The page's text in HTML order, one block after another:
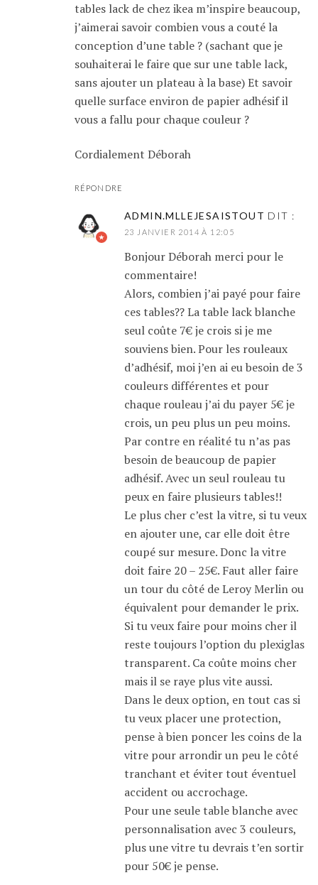
tables lack de chez ikea m’inspire beaucoup,
j’aimerai savoir combien vous a couté la
conception d’une table ? (sachant que je
souhaiterai le faire que sur une table lack,
sans ajouter un plateau à la base) Et savoir
quelle surface environ de papier adhésif il
vous a fallu pour chaque couleur ?
Cordialement Déborah
RÉPONDRE
ADMIN.MLLEJESAISTOUT DIT :
23 JANVIER 2014 À 12:05
Bonjour Déborah merci pour le
commentaire!
Alors, combien j’ai payé pour faire
ces tables?? La table lack blanche
seul coûte 7€ je crois si je me
souviens bien. Pour les rouleaux
d’adhésif, moi j’en ai eu besoin de 3
couleurs différentes et pour
chaque rouleau j’ai du payer 5€ je
crois, un peu plus un peu moins.
Par contre en réalité tu n’as pas
besoin de beaucoup de papier
adhésif. Avec un seul rouleau tu
peux en faire plusieurs tables!!
Le plus cher c’est la vitre, si tu veux
en ajouter une, car elle doit être
coupé sur mesure. Donc la vitre
doit faire 20 – 25€. Faut aller faire
un tour du côté de Leroy Merlin ou
équivalent pour demander le prix.
Si tu veux faire pour moins cher il
reste toujours l’option du plexiglas
transparent. Ca coûte moins cher
mais il se raye plus vite aussi.
Dans le deux option, en tout cas si
tu veux placer une protection,
pense à bien poncer les coins de la
vitre pour arrondir un peu le côté
tranchant et éviter tout éventuel
accident ou accrochage.
Pour une seule table blanche avec
personnalisation avec 3 couleurs,
plus une vitre tu devrais t’en sortir
pour 50€ je pense.